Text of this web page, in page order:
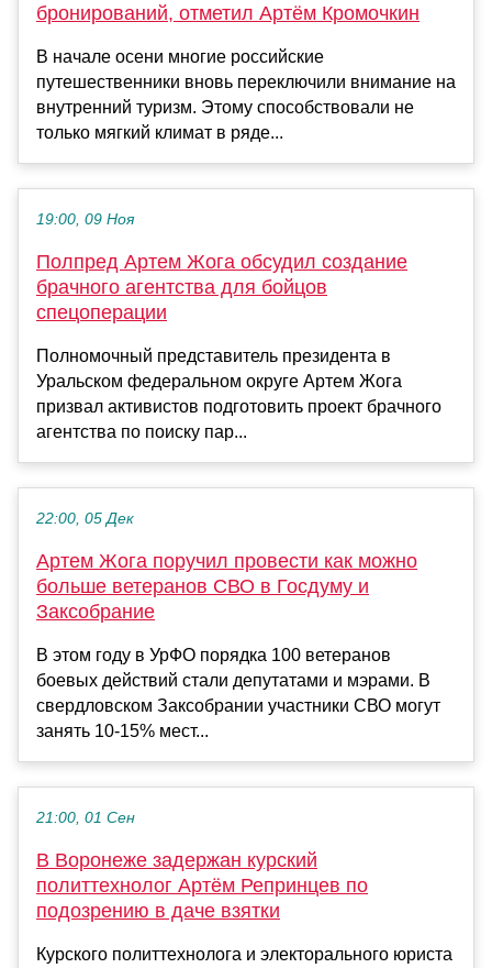
бронирований, отметил Артём Кромочкин
В начале осени многие российские
путешественники вновь переключили внимание на
внутренний туризм. Этому способствовали не
только мягкий климат в ряде...
19:00, 09 Ноя
Полпред Артем Жога обсудил создание
брачного агентства для бойцов
спецоперации
Полномочный представитель президента в
Уральском федеральном округе Артем Жога
призвал активистов подготовить проект брачного
агентства по поиску пар...
22:00, 05 Дек
Артем Жога поручил провести как можно
больше ветеранов СВО в Госдуму и
Заксобрание
В этом году в УрФО порядка 100 ветеранов
боевых действий стали депутатами и мэрами. В
свердловском Заксобрании участники СВО могут
занять 10-15% мест...
21:00, 01 Сен
В Воронеже задержан курский
политтехнолог Артём Репринцев по
подозрению в даче взятки
Курского политтехнолога и электорального юриста